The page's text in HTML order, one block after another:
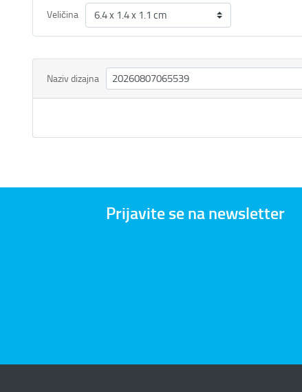
Veličina
Naziv dizajna
Prijavite se na newsletter